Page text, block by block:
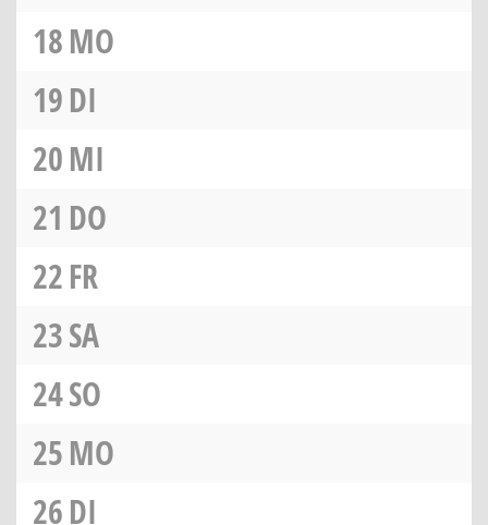
18MO
19DI
20MI
21 DO
22FR
23SA
24SO
25MO
26DI